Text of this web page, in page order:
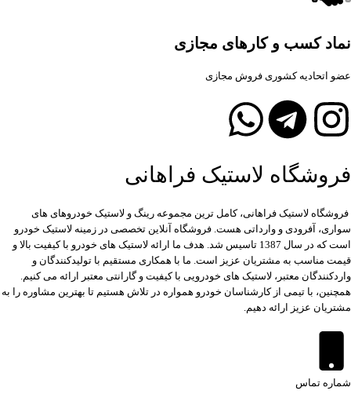
نماد کسب و کارهای مجازی
عضو اتحادیه کشوری فروش مجازی
فروشگاه لاستیک فراهانی
فروشگاه لاستیک فراهانی، کامل ترین مجموعه رینگ و لاستیک خودروهای های
سواری، آفرودی و وارداتی هست. فروشگاه آنلاین تخصصی در زمینه لاستیک خودرو
است که در سال 1387 تاسیس شد. هدف ما ارائه لاستیک های خودرو با کیفیت بالا و
قیمت مناسب به مشتریان عزیز است. ما با همکاری مستقیم با تولیدکنندگان و
واردکنندگان معتبر، لاستیک های خودرویی با کیفیت و گارانتی معتبر ارائه می کنیم.
همچنین، با تیمی از کارشناسان خودرو همواره در تلاش هستیم تا بهترین مشاوره را به
مشتریان عزیز ارائه دهیم.
شماره تماس